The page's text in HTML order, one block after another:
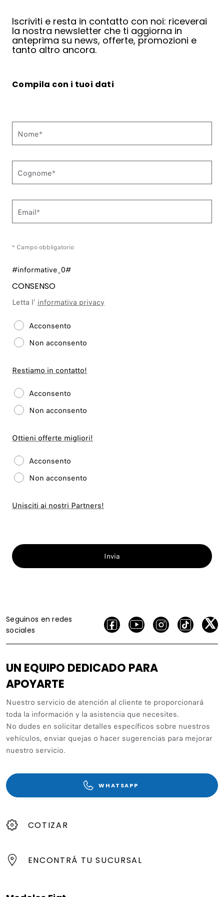
Iscriviti e resta in contatto con noi: riceverai
la nostra newsletter che ti aggiorna in
anteprima su news, offerte, promozioni e
tanto altro ancora.
Compila con i tuoi dati
Nome*
Cognome*
Email*
* Campo obbligatorio
#informative_0#
CONSENSO
Letta l' informativa privacy
Acconsento
Non acconsento
Restiamo in contatto!
Acconsento
Non acconsento
Ottieni offerte migliori!
Acconsento
Non acconsento
Unisciti ai nostri Partners!
Invia
Seguinos en redes
sociales
UN EQUIPO DEDICADO PARA
APOYARTE
Nuestro servicio de atención al cliente te proporcionará
toda la información y la asistencia que necesites.
No dudes en solicitar detalles específicos sobre nuestros
vehículos, enviar quejas o hacer sugerencias para mejorar
nuestro servicio.
WHATSAPP
COTIZAR
ENCONTRÁ TU SUCURSAL